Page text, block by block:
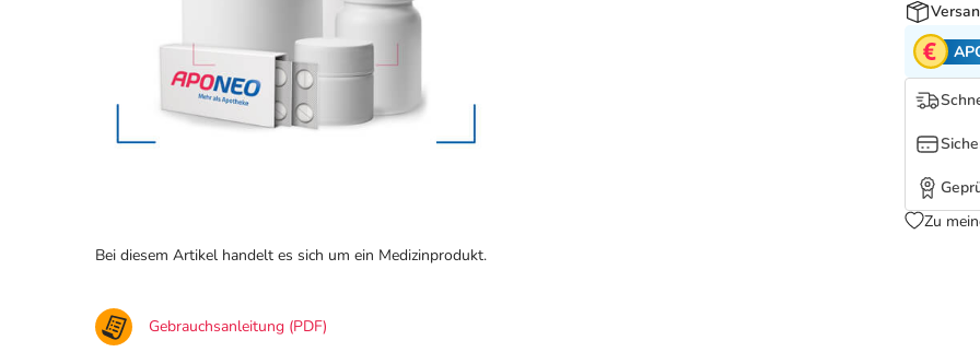
Zu
Bei diesem Artikel handelt es sich um ein Medizinprodukt.
Gebrauchsanleitung (PDF)